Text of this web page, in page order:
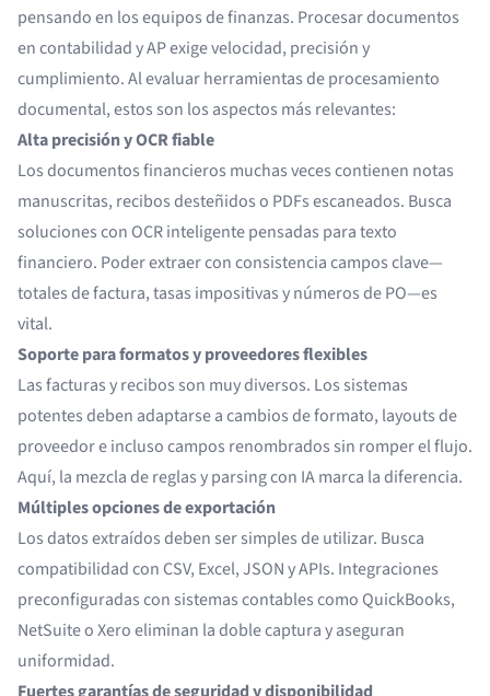
pensando en los equipos de finanzas. Procesar documentos
en contabilidad y AP exige velocidad, precisión y
cumplimiento. Al evaluar herramientas de procesamiento
documental, estos son los aspectos más relevantes:
Alta precisión y OCR fiable
Los documentos financieros muchas veces contienen notas
manuscritas, recibos desteñidos o PDFs escaneados. Busca
soluciones con OCR inteligente pensadas para texto
financiero. Poder extraer con consistencia campos clave—
totales de factura, tasas impositivas y números de PO—es
vital.
Soporte para formatos y proveedores flexibles
Las facturas y recibos son muy diversos. Los sistemas
potentes deben adaptarse a cambios de formato, layouts de
proveedor e incluso campos renombrados sin romper el flujo.
Aquí, la mezcla de reglas y parsing con IA marca la diferencia.
Múltiples opciones de exportación
Los datos extraídos deben ser simples de utilizar. Busca
compatibilidad con CSV, Excel, JSON y APIs. Integraciones
preconfiguradas con sistemas contables como QuickBooks,
NetSuite o Xero eliminan la doble captura y aseguran
uniformidad.